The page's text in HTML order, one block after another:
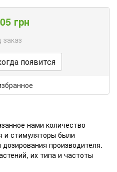
грн
заказ
появится
нами количество
и стимуляторы были
производителя.
их типа и частоты